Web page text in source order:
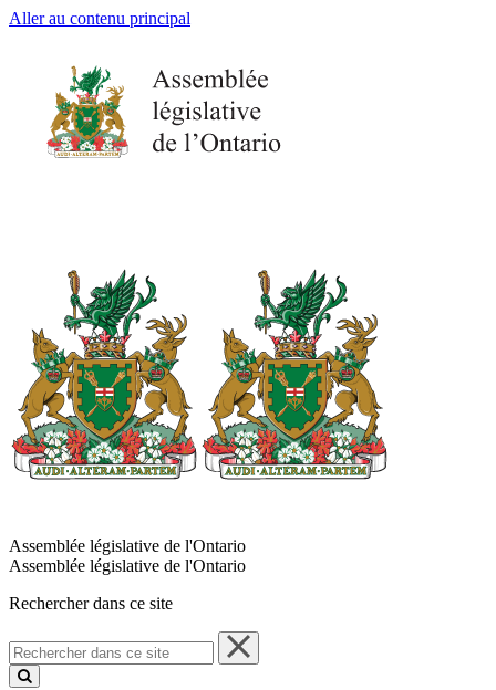
Aller au contenu principal
Assemblée législative de l'Ontario
Assemblée législative de l'Ontario
Rechercher dans ce site
Rechercher
dans
ce